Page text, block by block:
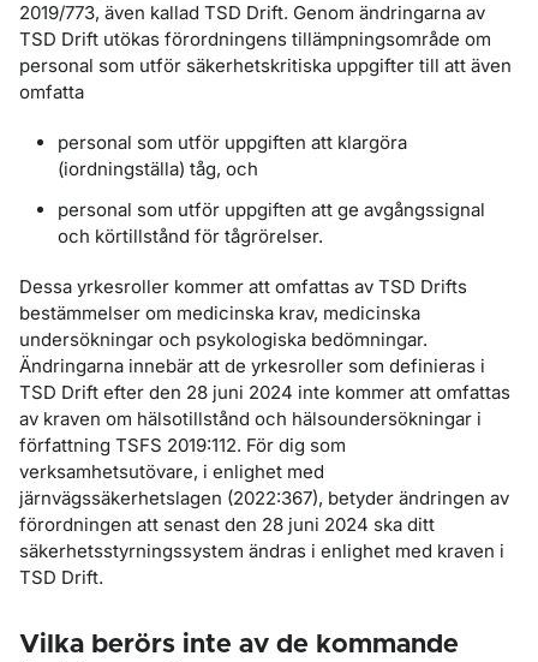
2019/773, även kallad TSD Drift. Genom ändringarna av
TSD Drift utökas förordningens tillämpningsområde om
personal som utför säkerhetskritiska uppgifter till att även
omfatta
personal som utför uppgiften att klargöra
(iordningställa) tåg, och
personal som utför uppgiften att ge avgångssignal
och körtillstånd för tågrörelser.
Dessa yrkesroller kommer att omfattas av TSD Drifts
bestämmelser om medicinska krav, medicinska
undersökningar och psykologiska bedömningar.
Ändringarna innebär att de yrkesroller som definieras i
TSD Drift efter den 28 juni 2024 inte kommer att omfattas
av kraven om hälsotillstånd och hälsoundersökningar i
författning TSFS 2019:112. För dig som
verksamhetsutövare, i enlighet med
järnvägssäkerhetslagen (2022:367), betyder ändringen av
förordningen att senast den 28 juni 2024 ska ditt
säkerhetsstyrningssystem ändras i enlighet med kraven i
TSD Drift.
Vilka berörs inte av de kommande